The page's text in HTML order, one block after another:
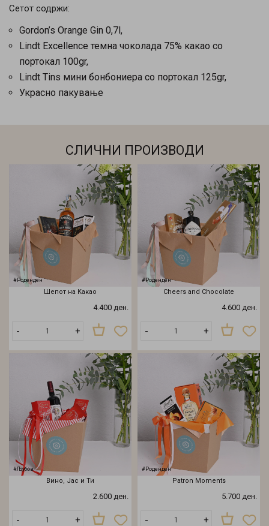
Сетот содржи:
Gordon’s Orange Gin 0,7l,
Lindt Excellence темна чоколада 75% какао со
портокал 100gr,
Lindt Tins мини бонбониера со портокал 125gr,
Украсно пакување
СЛИЧНИ ПРОИЗВОДИ
#Роденден
Шепот на Какао
4.400 ден.
- +
#Роденден
Cheers and Chocolate
4.600 ден.
- +
#Љубов
Вино, Јас и Ти
2.600 ден.
- +
#Роденден
Patron Moments
5.700 ден.
- +